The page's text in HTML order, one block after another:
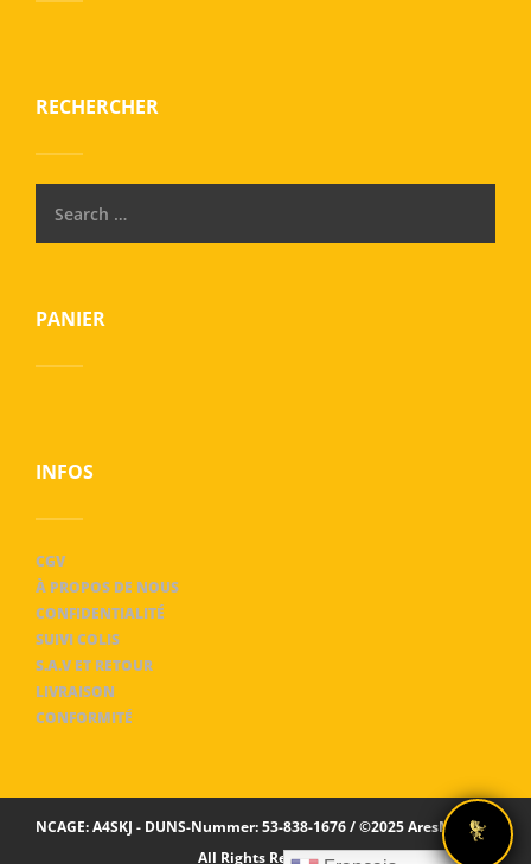
RECHERCHER
PANIER
INFOS
CGV
À PROPOS DE NOUS
CONFIDENTIALITÉ
SUIVI COLIS
S.A.V ET RETOUR
LIVRAISON
CONFORMITÉ
NCAGE: A4SKJ - DUNS-Nummer: 53-838-1676 / ©2025 AresMaxima
All Rights Reserved